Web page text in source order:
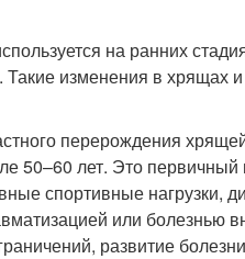
на ранних
изменения в хрящах
перерождения
50–60 лет. Это первичный
спортивные нагрузки,
или болезнью
развитие